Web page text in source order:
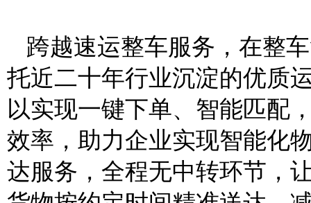
跨越速运整车服务，在整
托近二十年行业沉淀的优质
以实现一键下单、智能匹配
效率，助力企业实现智能化
达服务，全程无中转环节，